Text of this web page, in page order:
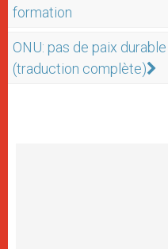
formation
ONU: pas de paix
(traduction complète)